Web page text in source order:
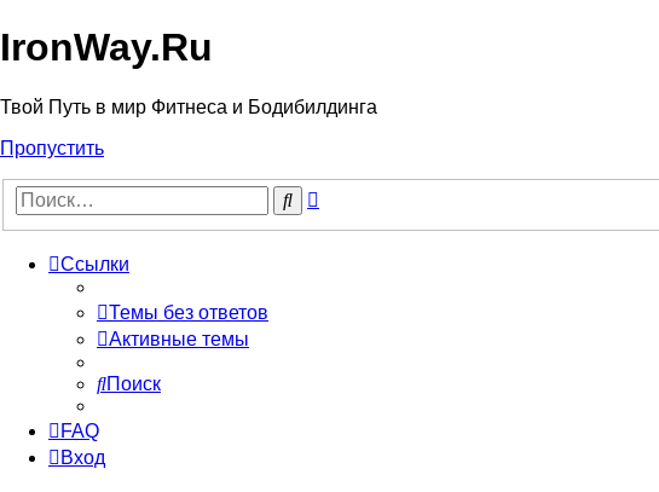
IronWay.Ru
Твой Путь в мир Фитнеса и Бодибилдинга
Пропустить
Поиск
Ссылки
Темы без ответов
Активные темы
Поиск
FAQ
Вход